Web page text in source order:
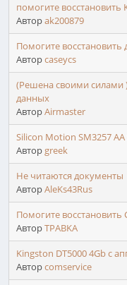
помогите восстановить
Авторak200879
Помогите восстановить
Авторcaseycs
(Решена своими силами
данных
АвторAirmaster
Silicon Motion SM3257
Автор greek
Не читаются документы
АвторAleKs43Rus
Помогите восстановить
АвторTPABKA
Kingston DT5000 4Gb с
Авторcomservice